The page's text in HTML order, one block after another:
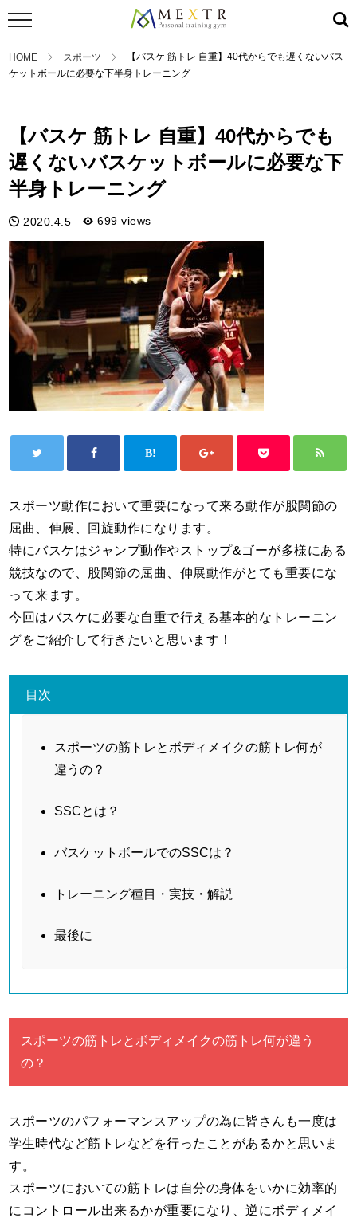
HOME スポーツ
【バスケ 筋トレ 自重】40代からでも遅くないバス
ケットボールに必要な下半身トレーニング
【バスケ 筋トレ 自重】40代からでも
遅くないバスケットボールに必要な下
半身トレーニング
2020.4.5 699 views
スポーツ動作において重要になって来る動作が股関節の
屈曲、伸展、回旋動作になります。
特にバスケはジャンプ動作やストップ&ゴーが多様にある
競技なので、股関節の屈曲、伸展動作がとても重要にな
って来ます。
今回はバスケに必要な自重で行える基本的なトレーニン
グをご紹介して行きたいと思います！
目次
スポーツの筋トレとボディメイクの筋トレ何が
違うの？
SSCとは？
バスケットボールでのSSCは？
トレーニング種目・実技・解説
最後に
スポーツの筋トレとボディメイクの筋トレ何が違う
の？
スポーツのパフォーマンスアップの為に皆さんも一度は
学生時代など筋トレなどを行ったことがあるかと思いま
す。
スポーツにおいての筋トレは自分の身体をいかに効率的
にコントロール出来るかが重要になり、逆にボディメイ